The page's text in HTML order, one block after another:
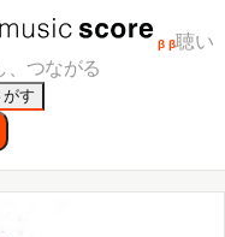
β β聴い
、つながる
がす